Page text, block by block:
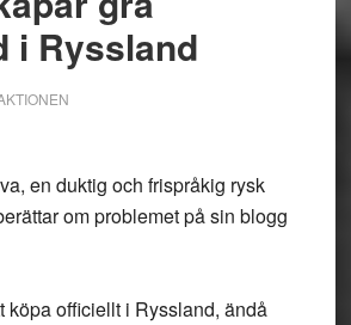
i Ryssland
en duktig och frispråkig rysk
om problemet på sin blogg
köpa officiellt i Ryssland, ändå